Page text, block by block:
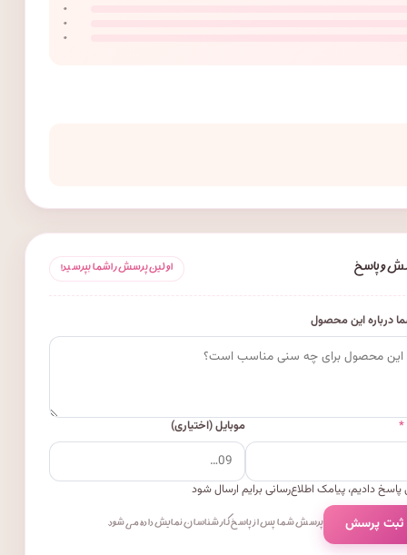
۰
۰
۰
و پاسخ اولین پرسش را شما بپرسید!
درباره این محصول
* موبایل (اختیاری)
پاسخ دادیم، پیامک اطلاع‌رسانی برایم ارسال شود
ثبت پرسش پرسش شما پس از پاسخ کارشناسان نمایش داده می‌شود.